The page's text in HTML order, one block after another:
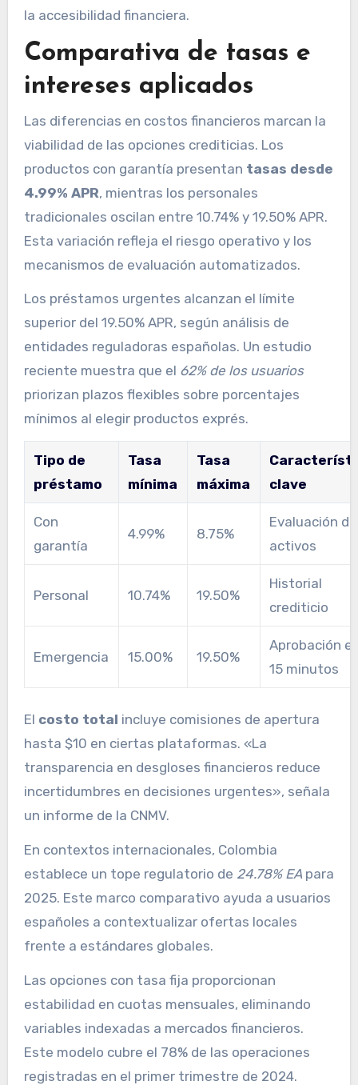
la accesibilidad financiera.
Comparativa de tasas e
intereses aplicados
Las diferencias en costos financieros marcan la
viabilidad de las opciones crediticias. Los
productos con garantía presentan tasas desde
4.99% APR, mientras los personales
tradicionales oscilan entre 10.74% y 19.50% APR.
Esta variación refleja el riesgo operativo y los
mecanismos de evaluación automatizados.
Los préstamos urgentes alcanzan el límite
superior del 19.50% APR, según análisis de
entidades reguladoras españolas. Un estudio
reciente muestra que el 62% de los usuarios
priorizan plazos flexibles sobre porcentajes
mínimos al elegir productos exprés.
Tipo de
préstamo
Tasa
mínima
Tasa
máxima
clave
Con
garantía
4.99% 8.75%
Evaluación de
activos
Personal 10.74% 19.50%
Historial
crediticio
Emergencia 15.00% 19.50%
Aprobación
15 minutos
El costo total incluye comisiones de apertura
hasta $10 en ciertas plataformas. «La
transparencia en desgloses financieros reduce
incertidumbres en decisiones urgentes», señala
un informe de la CNMV.
En contextos internacionales, Colombia
establece un tope regulatorio de 24.78% EApara
2025. Este marco comparativo ayuda a usuarios
españoles a contextualizar ofertas locales
frente a estándares globales.
Las opciones con tasa fija proporcionan
estabilidad en cuotas mensuales, eliminando
variables indexadas a mercados financieros.
Este modelo cubre el 78% de las operaciones
registradas en el primer trimestre de 2024.